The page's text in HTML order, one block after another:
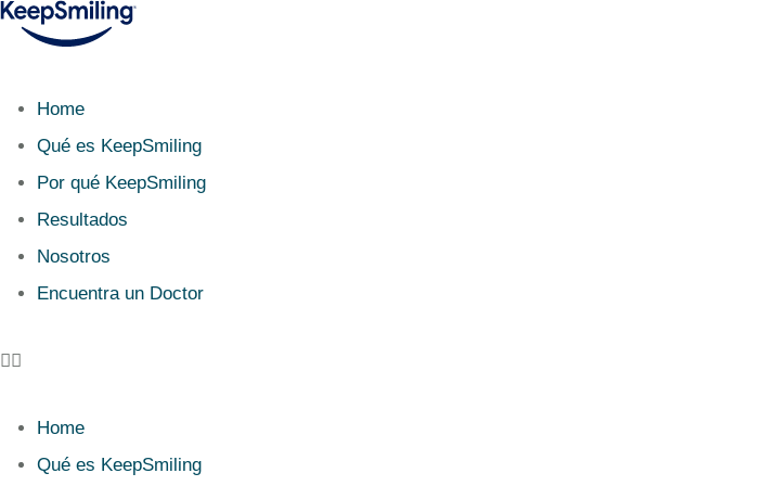
Home
Qué es KeepSmiling
Por qué KeepSmiling
Resultados
Nosotros
Encuentra un Doctor
Home
Qué es KeepSmiling